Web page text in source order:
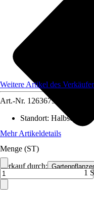
Verkauf durch:
Weitere Artikel des
Art.-Nr. 12636794
Standort: Halbschatten
Mehr Artikeldetails
Menge (ST)
1